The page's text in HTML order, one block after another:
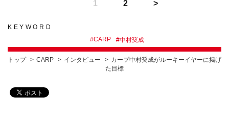
1 2
KEYWORD
#CARP #中村奨成
トップ CARP インタビュー
カープ中村奨成がルーキーイヤーに掲げ
た目標